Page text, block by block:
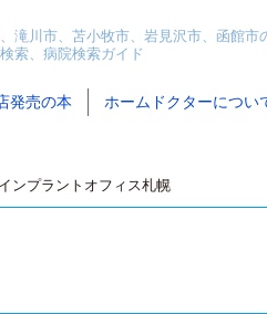
滝川市、苫小牧市、岩見沢市、函館市
索、病院検索ガイド
発売の本 ホームドクターについ
ンプラントオフィス札幌